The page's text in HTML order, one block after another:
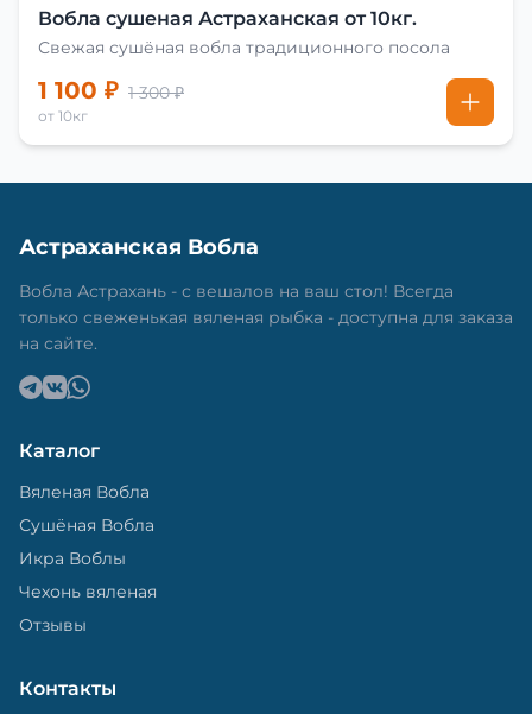
Вобла сушеная Астраханская от 10кг.
Свежая сушёная вобла традиционного посола
1 100 ₽ 1 300 ₽
от 10кг
Астраханская Вобла
Вобла Астрахань - с вешалов на ваш стол! Всегда
только свеженькая вяленая рыбка - доступна для заказа
на сайте.
Каталог
Вяленая Вобла
Сушёная Вобла
Икра Воблы
Чехонь вяленая
Отзывы
Контакты